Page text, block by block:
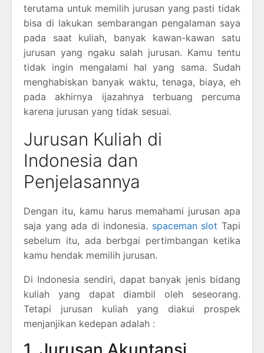
terutama untuk memilih jurusan yang pasti tidak
bisa di lakukan sembarangan pengalaman saya
pada saat kuliah, banyak kawan-kawan satu
jurusan yang ngaku salah jurusan. Kamu tentu
tidak ingin mengalami hal yang sama. Sudah
menghabiskan banyak waktu, tenaga, biaya, eh
pada akhirnya ijazahnya terbuang percuma
karena jurusan yang tidak sesuai.
Jurusan Kuliah di
Indonesia dan
Penjelasannya
Dengan itu, kamu harus memahami jurusan apa
saja yang ada di indonesia. spaceman slot Tapi
sebelum itu, ada berbgai pertimbangan ketika
kamu hendak memilih jurusan.
Di Indonesia sendiri, dapat banyak jenis bidang
kuliah yang dapat diambil oleh seseorang.
Tetapi jurusan kuliah yang diakui prospek
menjanjikan kedepan adalah :